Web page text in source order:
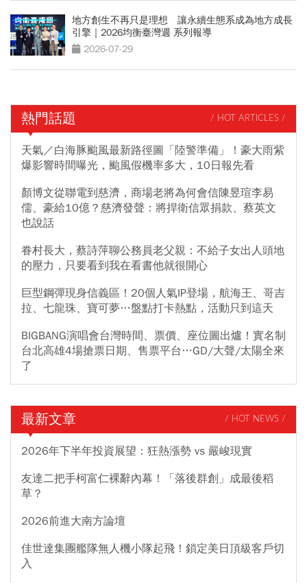
地方創生不再只是理想 讓永續生態系成為地方成長
引擎｜2026均衡臺灣週 系列報導
2026-07-29
熱門話題 / HOT ARTICLES /
天氣／白海豚颱風最新路徑圖「陸警準備」！豪大雨紫
爆影響時間曝光，颱風假機率多大，10日報先看
顏博文從聯電到慈濟，商場老將為何會信陳昱瑄李易
儒、豪給10億？慈濟發聲：將捍衛信眾捐款、蔡英文
也說話
眷村長大，蔡詩萍聊公務員老父親：不給子女出人頭地
的壓力，只要看到我在看書他就很開心
巨型鋼彈現身信義區！20個人氣IP登場，航海王、哥吉
拉、七龍珠、寶可夢…盤點打卡熱點，活動只到這天
BIGBANG演唱會台灣時間、票價、座位圖出爐！實名制
台北高雄4場搶票日期、售票平台…GD/大聲/太陽全來
了
最新文章 / HOT NEWS /
2026年下半年投資展望：狂熱漲勢 vs 嚴峻現實
友達二把手柯富仁裸辭內幕！「落後群創」成最後稻
草？
2026前進大南方論壇
佳世達集團艦隊無人機小隊起飛！鎖定美日頂級客戶切
入